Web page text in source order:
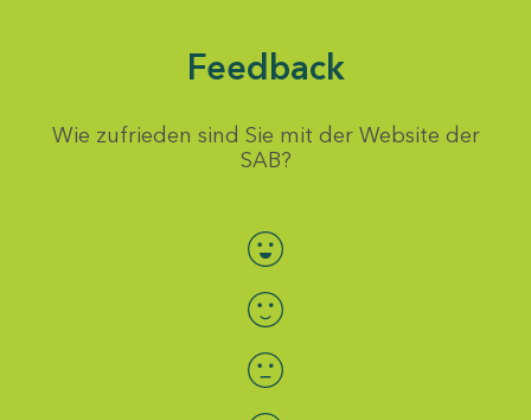
Feedback
Wie zufrieden sind Sie mit der Website der
SAB?
Bewertung auswählen